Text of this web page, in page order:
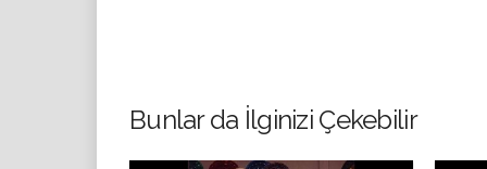
Bunlar da İlginizi Çekebilir